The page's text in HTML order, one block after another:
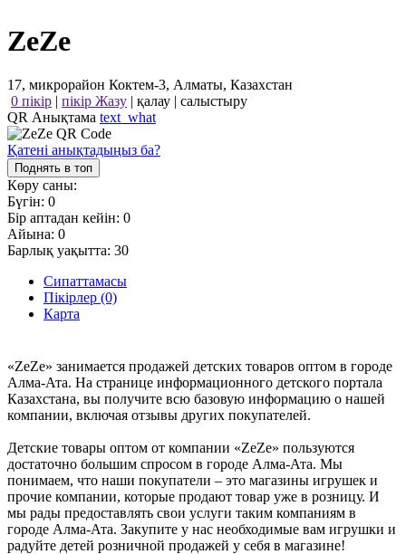
ZeZe
17, микрорайон Коктем-3, Алматы, Казахстан
0 пікір | пікір Жазу | қалау | салыстыру
QR Анықтама text_what
Қатені анықтадыңыз ба?
Поднять в топ
Көру саны:
Бүгін: 0
Бір аптадан кейін: 0
Айына: 0
Барлық уақытта: 30
Сипаттамасы
Пікірлер (0)
Карта
«ZeZe» занимается продажей детских товаров оптом в городе
Алма-Ата. На странице информационного детского портала
Казахстана, вы получите всю базовую информацию о нашей
компании, включая отзывы других покупателей.
Детские товары оптом от компании «ZeZe» пользуются
достаточно большим спросом в городе Алма-Ата. Мы
понимаем, что наши покупатели – это магазины игрушек и
прочие компании, которые продают товар уже в розницу. И
мы рады предоставлять свои услуги таким компаниям в
городе Алма-Ата. Закупите у нас необходимые вам игрушки и
радуйте детей розничной продажей у себя в магазине!